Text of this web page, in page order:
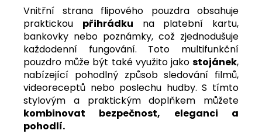
Vnitřní strana flipového pouzdra obsahuje
praktickou přihrádku na platební kartu,
bankovky nebo poznámky, což zjednodušuje
každodenní fungování. Toto multifunkční
pouzdro může být také využito jako stojánek,
nabízející pohodlný způsob sledování filmů,
videoreceptů nebo poslechu hudby. S tímto
stylovým a praktickým doplňkem můžete
kombinovat bezpečnost, eleganci a
pohodlí.